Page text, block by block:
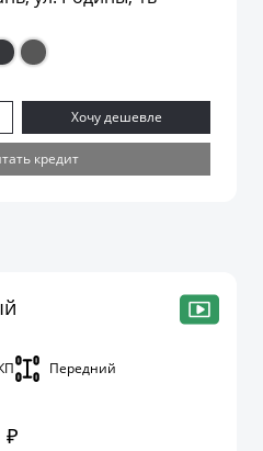
Хочу дешевле
кредит
Передний
₽